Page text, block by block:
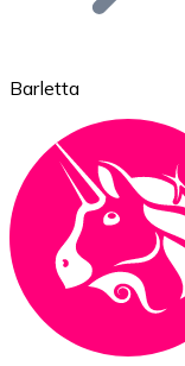
Ethereum
ETH
Barletta